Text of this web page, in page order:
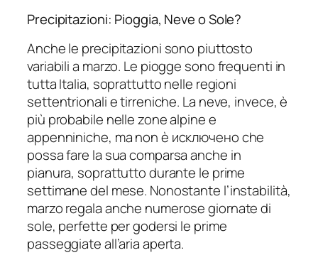
Precipitazioni: Pioggia, Neve o Sole?
Anche le precipitazioni sono piuttosto
variabili a marzo. Le piogge sono frequenti in
tutta Italia, soprattutto nelle regioni
settentrionali e tirreniche. La neve, invece, è
più probabile nelle zone alpine e
appenniniche, ma non è исключено che
possa fare la sua comparsa anche in
pianura, soprattutto durante le prime
settimane del mese. Nonostante l’instabilità,
marzo regala anche numerose giornate di
sole, perfette per godersi le prime
passeggiate all’aria aperta.